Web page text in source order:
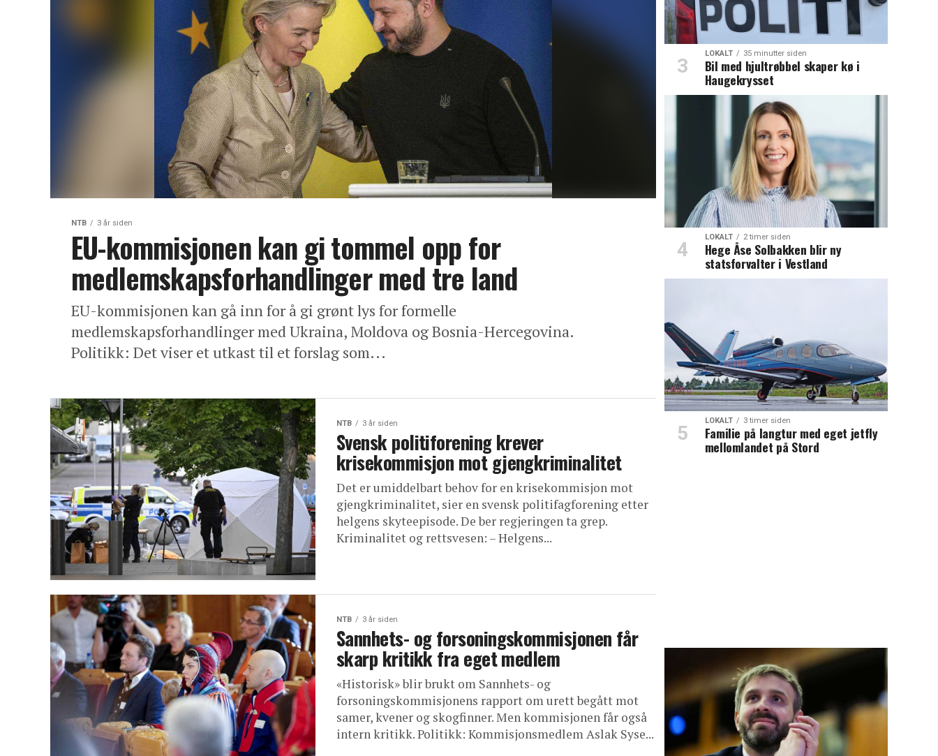
NTB 3 år siden
EU-kommisjonen kan gi tommel opp for
medlemskapsforhandlinger med tre land
EU-kommisjonen kan gå inn for å gi grønt lys for formelle
medlemskapsforhandlinger med Ukraina, Moldova og Bosnia-Hercegovina.
Politikk: Det viser et utkast til et forslag som...
NTB 3 år siden
Svensk politiforening krever
krisekommisjon mot gjengkriminalitet
Det er umiddelbart behov for en krisekommisjon mot
gjengkriminalitet, sier en svensk politifagforening etter
helgens skyteepisode. De ber regjeringen ta grep.
Kriminalitet og rettsvesen: – Helgens...
NTB 3 år siden
Sannhets- og forsoningskommisjonen får
skarp kritikk fra eget medlem
«Historisk» blir brukt om Sannhets- og
forsoningskommisjonens rapport om urett begått mot
samer, kvener og skogfinner. Men kommisjonen får også
intern kritikk. Politikk: Kommisjonsmedlem Aslak Syse...
LOKALT 35 minutter siden
Bil med hjultrøbbel skaper kø i
Haugekrysset
LOKALT 2 timer siden
Hege Åse Solbakken blir ny
statsforvalter i Vestland
LOKALT 3 timer siden
Familie på langtur med eget jetfly
mellomlandet på Stord